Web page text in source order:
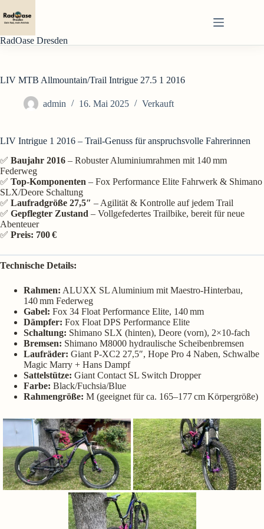
Inhalt
springen
RadOase Dresden
LIV MTB Allmountain/Trail Intrigue 27.5 1 2016
admin 16. Mai 2025 Verkauft
LIV Intrigue 1 2016 – Trail-Genuss für anspruchsvolle Fahrerinnen
✅ Baujahr 2016 – Robuster Aluminiumrahmen mit 140 mm
Federweg
✅ Top-Komponenten – Fox Performance Elite Fahrwerk & Shimano
SLX/Deore Schaltung
✅ Laufradgröße 27,5″ – Agilität & Kontrolle auf jedem Trail
✅ Gepflegter Zustand – Vollgefedertes Trailbike, bereit für neue
Abenteuer
✅ Preis: 700 €
Technische Details:
Rahmen: ALUXX SL Aluminium mit Maestro-Hinterbau,
140 mm Federweg
Gabel: Fox 34 Float Performance Elite, 140 mm
Dämpfer: Fox Float DPS Performance Elite
Schaltung: Shimano SLX (hinten), Deore (vorn), 2×10-fach
Bremsen: Shimano M8000 hydraulische Scheibenbremsen
Laufräder: Giant P-XC2 27,5″, Hope Pro 4 Naben, Schwalbe
Magic Marry + Hans Dampf
Sattelstütze: Giant Contact SL Switch Dropper
Farbe: Black/Fuchsia/Blue
Rahmengröße: M (geeignet für ca. 165–177 cm Körpergröße)